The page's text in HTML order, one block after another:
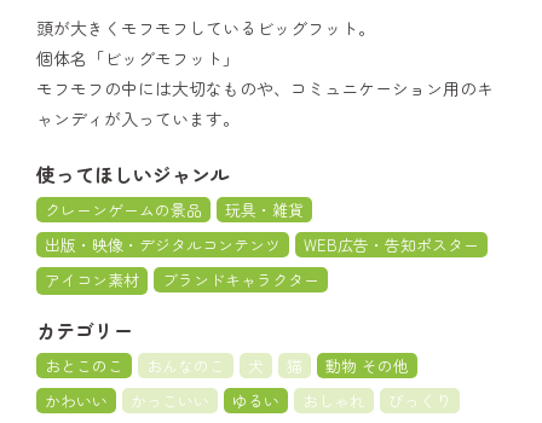
頭が大きくモフモフしているビッグフット。
個体名「ビッグモフット」
モフモフの中には大切なものや、コミュニケーション用のキ
ャンディが入っています。
使ってほしいジャンル
クレーンゲームの景品
玩具・雑貨
出版・映像・デジタルコンテンツ
WEB広告・告知ポスター
アイコン素材
ブランドキャラクター
カテゴリー
おとこのこ おんなのこ 犬 猫
動物 その他
かわいい
かっこいい ゆるい おしゃれ
びっくり